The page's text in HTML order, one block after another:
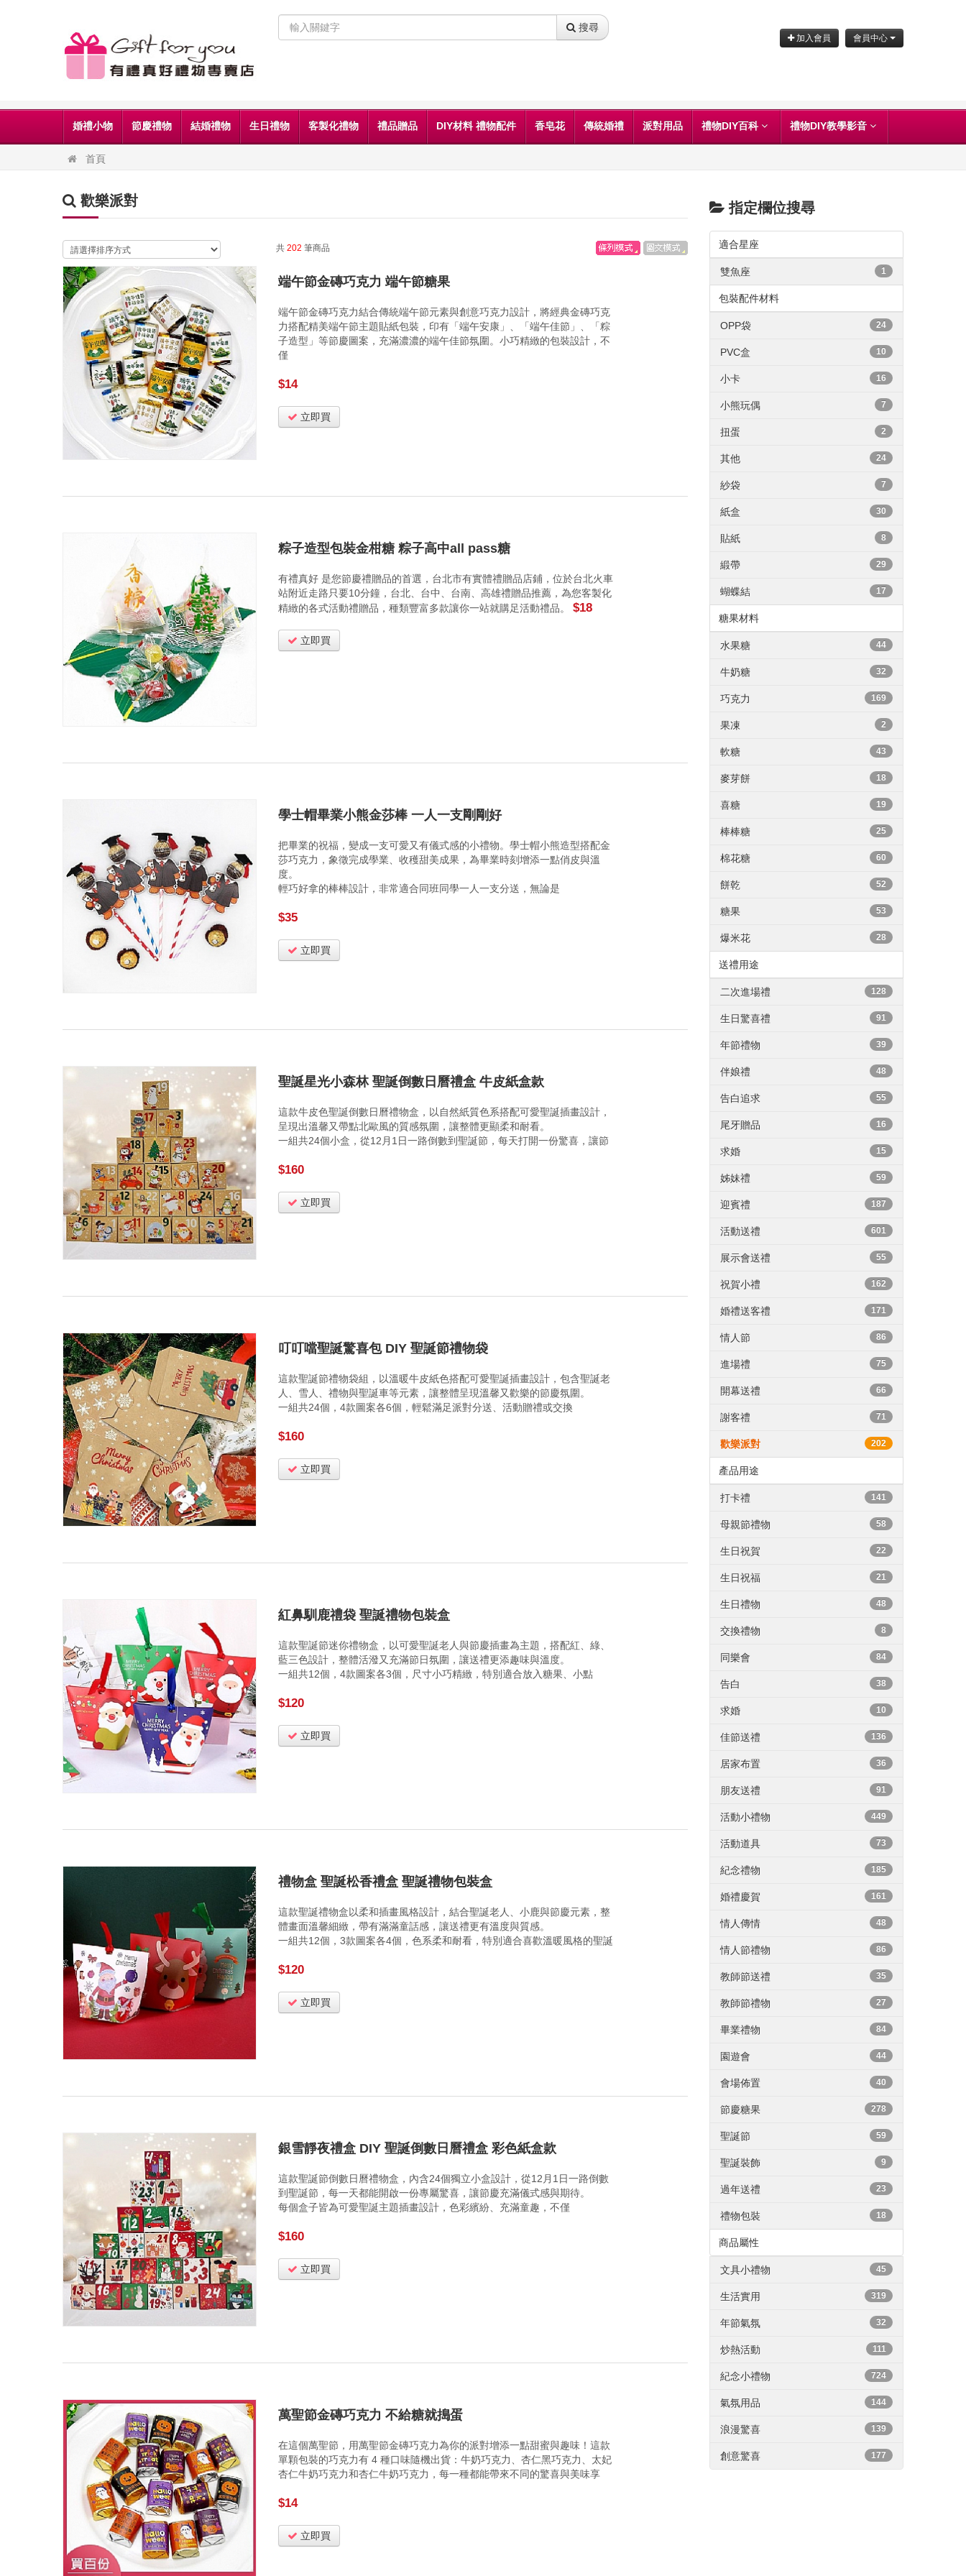
搜尋
加入會員 會員中心
婚禮小物 節慶禮物 結婚禮物 生日禮物 客製化禮物 禮品贈品 DIY材料 禮物配件 香皂花 傳統婚禮 派對用品 禮物DIY百科 禮物DIY教學影音
首頁
歡樂派對
共 202筆商品
端午節金磚巧克力 端午節糖果
端午節金磚巧克力結合傳統端午節元素與創意巧克力設計，將經典金磚巧克
力搭配精美端午節主題貼紙包裝，印有「端午安康」、「端午佳節」、「粽
子造型」等節慶圖案，充滿濃濃的端午佳節氛圍。小巧精緻的包裝設計，不
僅
$14
立即買
粽子造型包裝金柑糖 粽子高中all pass糖
有禮真好 是您節慶禮贈品的首選，台北市有實體禮贈品店鋪，位於台北火車
站附近走路只要10分鐘，台北、台中、台南、高雄禮贈品推薦，為您客製化
精緻的各式活動禮贈品，種類豐富多款讓你一站就購足活動禮品。 $18
立即買
學士帽畢業小熊金莎棒 一人一支剛剛好
把畢業的祝福，變成一支可愛又有儀式感的小禮物。學士帽小熊造型搭配金
莎巧克力，象徵完成學業、收穫甜美成果，為畢業時刻增添一點俏皮與溫
度。
輕巧好拿的棒棒設計，非常適合同班同學一人一支分送，無論是
$35
立即買
聖誕星光小森林 聖誕倒數日曆禮盒 牛皮紙盒款
這款牛皮色聖誕倒數日曆禮物盒，以自然紙質色系搭配可愛聖誕插畫設計，
呈現出溫馨又帶點北歐風的質感氛圍，讓整體更顯柔和耐看。
一組共24個小盒，從12月1日一路倒數到聖誕節，每天打開一份驚喜，讓節
$160
立即買
叮叮噹聖誕驚喜包 DIY 聖誕節禮物袋
這款聖誕節禮物袋組，以溫暖牛皮紙色搭配可愛聖誕插畫設計，包含聖誕老
人、雪人、禮物與聖誕車等元素，讓整體呈現溫馨又歡樂的節慶氛圍。
一組共24個，4款圖案各6個，輕鬆滿足派對分送、活動贈禮或交換
$160
立即買
紅鼻馴鹿禮袋 聖誕禮物包裝盒
這款聖誕節迷你禮物盒，以可愛聖誕老人與節慶插畫為主題，搭配紅、綠、
藍三色設計，整體活潑又充滿節日氛圍，讓送禮更添趣味與溫度。
一組共12個，4款圖案各3個，尺寸小巧精緻，特別適合放入糖果、小點
$120
立即買
禮物盒 聖誕松香禮盒 聖誕禮物包裝盒
這款聖誕禮物盒以柔和插畫風格設計，結合聖誕老人、小鹿與節慶元素，整
體畫面溫馨細緻，帶有滿滿童話感，讓送禮更有溫度與質感。
一組共12個，3款圖案各4個，色系柔和耐看，特別適合喜歡溫暖風格的聖誕
$120
立即買
銀雪靜夜禮盒 DIY 聖誕倒數日曆禮盒 彩色紙盒款
這款聖誕節倒數日曆禮物盒，內含24個獨立小盒設計，從12月1日一路倒數
到聖誕節，每一天都能開啟一份專屬驚喜，讓節慶充滿儀式感與期待。
每個盒子皆為可愛聖誕主題插畫設計，色彩繽紛、充滿童趣，不僅
$160
立即買
萬聖節金磚巧克力 不給糖就搗蛋
在這個萬聖節，用萬聖節金磚巧克力為你的派對增添一點甜蜜與趣味！這款
單顆包裝的巧克力有 4 種口味隨機出貨：牛奶巧克力、杏仁黑巧克力、太妃
杏仁牛奶巧克力和杏仁牛奶巧克力，每一種都能帶來不同的驚喜與美味享
$14
立即買
指定欄位搜尋
適合星座
雙魚座 1
包裝配件材料
OPP袋 24
PVC盒 10
小卡 16
小熊玩偶 7
扭蛋 2
其他 24
紗袋 7
紙盒 30
貼紙 8
緞帶 29
蝴蝶結 17
糖果材料
水果糖 44
牛奶糖 32
巧克力 169
果凍 2
軟糖 43
麥芽餅 18
喜糖 19
棒棒糖 25
棉花糖 60
餅乾 52
糖果 53
爆米花 28
送禮用途
二次進場禮 128
生日驚喜禮 91
年節禮物 39
伴娘禮 48
告白追求 55
尾牙贈品 16
求婚 15
姊妹禮 59
迎賓禮 187
活動送禮 601
展示會送禮 55
祝賀小禮 162
婚禮送客禮 171
情人節 86
進場禮 75
開幕送禮 66
謝客禮 71
歡樂派對 202
產品用途
打卡禮 141
母親節禮物 58
生日祝賀 22
生日祝福 21
生日禮物 48
交換禮物 8
同樂會 84
告白 38
求婚 10
佳節送禮 136
居家布置 36
朋友送禮 91
活動小禮物 449
活動道具 73
紀念禮物 185
婚禮慶賀 161
情人傳情 48
情人節禮物 86
教師節送禮 35
教師節禮物 27
畢業禮物 84
園遊會 44
會場佈置 40
節慶糖果 278
聖誕節 59
聖誕裝飾 9
過年送禮 23
禮物包裝 18
商品屬性
文具小禮物 45
生活實用 319
年節氣氛 32
炒熱活動 111
紀念小禮物 724
氣氛用品 144
浪漫驚喜 139
創意驚喜 177